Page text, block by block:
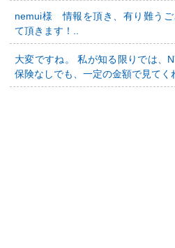
nemui様 情報を頂き、有り難う
て頂きます！..
大変ですね。 私が知る限りでは、
保険なしでも、一定の金額で見てく